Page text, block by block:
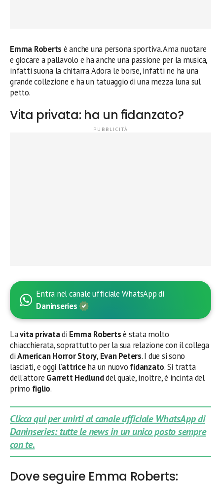
Emma Roberts è anche una persona sportiva. Ama nuotare
e giocare a pallavolo e ha anche una passione per la musica,
infatti suona la chitarra. Adora le borse, infatti ne ha una
grande collezione e ha un tatuaggio di una mezza luna sul
petto.
Vita privata: ha un fidanzato?
Entra nel canale ufficiale WhatsApp di
Daninseries
Lavita privatadi Emma Robertsè stata molto
chiacchierata, soprattutto per la sua relazione con il collega
diAmerican Horror Story, Evan Peters. I due si sono
lasciati, e oggi l’attriceha un nuovo fidanzato. Si tratta
dell’attore Garrett Hedlunddel quale, inoltre, è incinta del
primo figlio.
Clicca qui per unirti al canale ufficiale WhatsApp di
Daninseries: tutte le news in un unico posto sempre
con te.
Dove seguire Emma Roberts: